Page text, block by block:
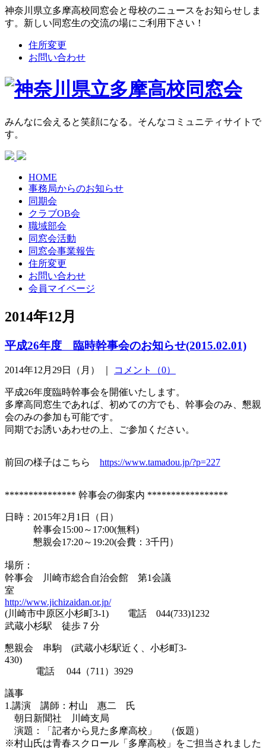
神奈川県立多摩高校同窓会と母校のニュースをお知らせしま
す。新しい同窓生の交流の場にご利用下さい！
住所変更
お問い合わせ
みんなに会えると笑顔になる。そんなコミュニティサイトで
す。
HOME
事務局からのお知らせ
同期会
クラブOB会
職域部会
同窓会活動
同窓会事業報告
住所変更
お問い合わせ
会員マイページ
2014年12月
平成26年度 臨時幹事会のお知らせ(2015.02.01)
2014年12月29日（月） ｜ コメント（0）
平成26年度臨時幹事会を開催いたします。
多摩高同窓生であれば、初めての方でも、幹事会のみ、懇親
会のみの参加も可能です。
同期でお誘いあわせの上、ご参加ください。
前回の様子はこちら https://www.tamadou.jp/?p=227
*************** 幹事会の御案内 *****************
日時：2015年2月1日（日）
幹事会15:00～17:00(無料)
懇親会17:20～19:20(会費：3千円）
場所：
幹事会 川崎市総合自治会館 第1会議
室
http://www.jichizaidan.or.jp/
(川崎市中原区小杉町3-1) 電話 044(733)1232
武蔵小杉駅 徒歩７分
懇親会 串駒 (武蔵小杉駅近く、小杉町3-
430)
電話 044（711）3929
議事
1.講演 講師：村山 惠二 氏
朝日新聞社 川崎支局
演題：「記者から見た多摩高校」 （仮題）
※村山氏は青春スクロール「多摩高校」をご担当されました